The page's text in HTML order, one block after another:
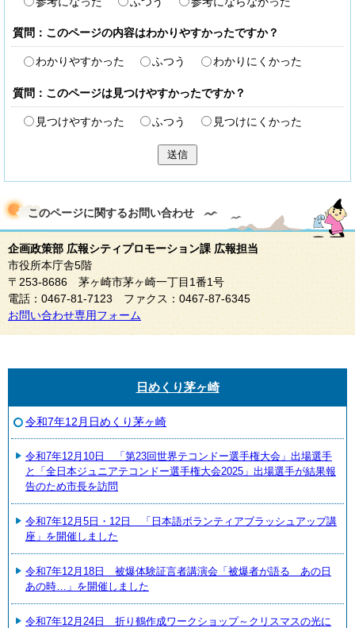
質問：このページの内容はわかりやすかったですか？
わかりやすかった ふつう わかりにくかった
質問：このページは見つけやすかったですか？
見つけやすかった ふつう 見つけにくかった
送信
このページに関するお問い合わせ
企画政策部 広報シティプロモーション課 広報担当
市役所本庁舎5階
〒253-8686 茅ヶ崎市茅ヶ崎一丁目1番1号
電話：0467-81-7123 ファクス：0467-87-6345
お問い合わせ専用フォーム
日めくり茅ヶ崎
令和7年12月日めくり茅ヶ崎
令和7年12月10日 「第23回世界テコンドー選手権大会」出場選手
と「全日本ジュニアテコンドー選手権大会2025」出場選手が結果報
告のため市長を訪問
令和7年12月5日・12日 「日本語ボランティアブラッシュアップ講
座」を開催しました
令和7年12月18日 被爆体験証言者講演会「被爆者が語る あの日
あの時…」を開催しました
令和7年12月24日 折り鶴作成ワークショップ～クリスマスの光に